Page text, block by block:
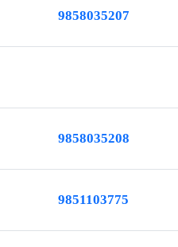
9858035207
9858035208
9851103775